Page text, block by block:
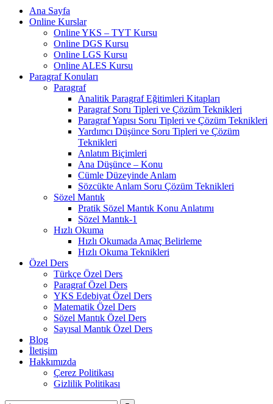
Ana Sayfa
Online Kurslar
Online YKS – TYT Kursu
Online DGS Kursu
Online LGS Kursu
Online ALES Kursu
Paragraf Konuları
Paragraf
Analitik Paragraf Eğitimleri Kitapları
Paragraf Soru Tipleri ve Çözüm Teknikleri
Paragraf Yapısı Soru Tipleri ve Çözüm Teknikleri
Yardımcı Düşünce Soru Tipleri ve Çözüm
Teknikleri
Anlatım Biçimleri
Ana Düşünce – Konu
Cümle Düzeyinde Anlam
Sözcükte Anlam Soru Çözüm Teknikleri
Sözel Mantık
Pratik Sözel Mantık Konu Anlatımı
Sözel Mantık-1
Hızlı Okuma
Hızlı Okumada Amaç Belirleme
Hızlı Okuma Teknikleri
Özel Ders
Türkçe Özel Ders
Paragraf Özel Ders
YKS Edebiyat Özel Ders
Matematik Özel Ders
Sözel Mantık Özel Ders
Sayısal Mantık Özel Ders
Blog
İletişim
Hakkımızda
Çerez Politikası
Gizlilik Politikası